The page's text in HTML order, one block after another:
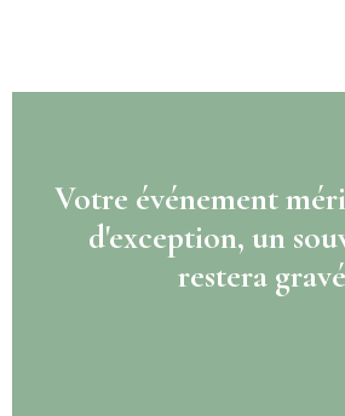
Votre événement
d'exception, un
restera